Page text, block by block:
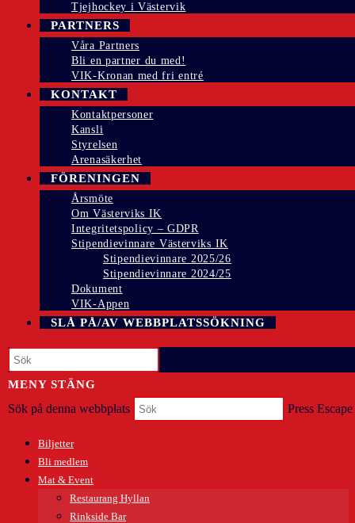
Tjejhockey i Västervik
PARTNERS
Våra Partners
Bli en partner du med!
VIK-Kronan med fri entré
KONTAKT
Kontaktpersoner
Kansli
Styrelsen
Arenasäkerhet
FÖRENINGEN
Årsmöte
Om Västerviks IK
Integritetspolicy – GDPR
Stipendievinnare Västerviks IK
Stipendievinnare 2025/26
Stipendievinnare 2024/25
Dokument
VIK-Appen
SLÅ PÅ/AV WEBBPLATSSÖKNING
MENY STÄNG
Sök på denna webbplats Press
Biljetter
Bli medlem
Mat & Event
Restaurang Hyllan
Rinkside Bar